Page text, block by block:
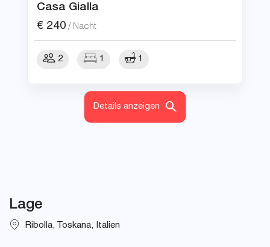
Casa Gialla
€ 240 / Nacht
2 1 1
Details anzeigen
Lage
Ribolla, Toskana, Italien